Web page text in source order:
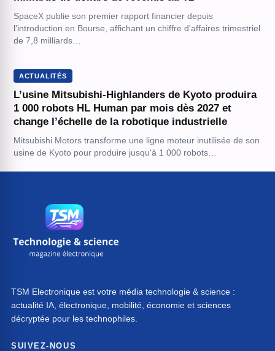
SpaceX publie son premier rapport financier depuis
l'introduction en Bourse, affichant un chiffre d'affaires trimestriel
de 7,8 milliards…
ACTUALITÉS
L’usine Mitsubishi-Highlanders de Kyoto produira
1 000 robots HL Human par mois dès 2027 et
change l’échelle de la robotique industrielle
Mitsubishi Motors transforme une ligne moteur inutilisée de son
usine de Kyoto pour produire jusqu'à 1 000 robots…
TSM Electronique est votre média technologie & science :
actualité IA, électronique, mobilité, économie et sciences
décryptée pour les technophiles.
SUIVEZ-NOUS